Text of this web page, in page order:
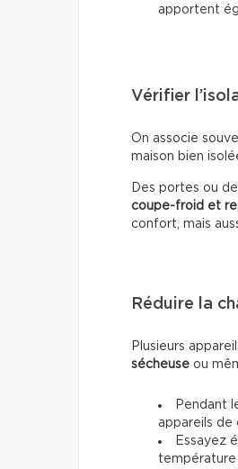
apportent
Vérifier
On associe
maison bien
Des portes ou
coupe-froid et
confort, mais
Réduire la
Plusieurs
sécheuse ou
Pendant
appareils de
Essayez
température